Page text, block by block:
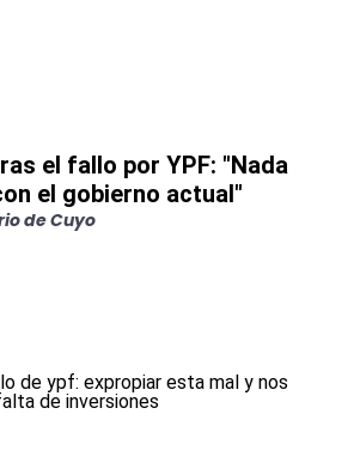
el fallo por YPF: "Nada
el gobierno actual"
de Cuyo